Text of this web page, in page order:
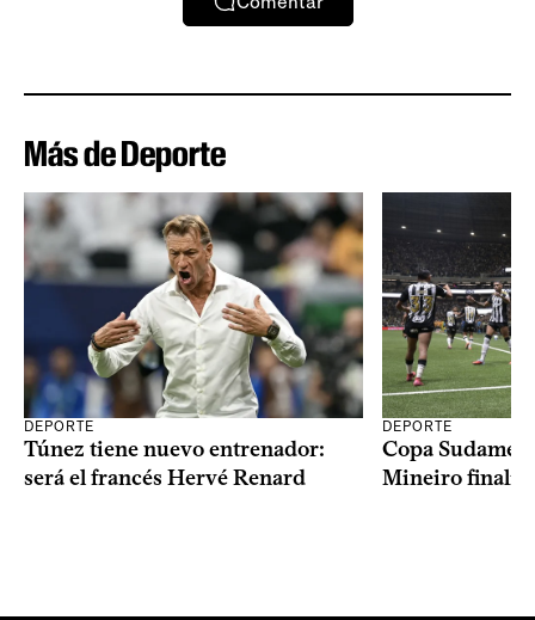
Más de Deporte
DEPORTE
Túnez tiene nuevo entrenador:
será el francés Hervé Renard
DEPORTE
Copa
Mineiro